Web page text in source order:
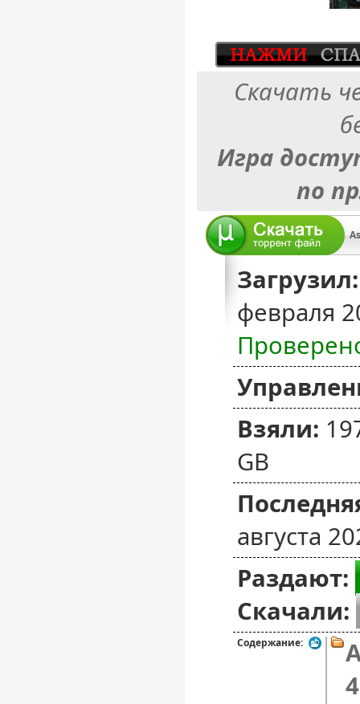
Скачать
Игра
по
Загрузил:
февраля
Взяли:
GB
августа
Раздают:
Скачали:
Содержание: